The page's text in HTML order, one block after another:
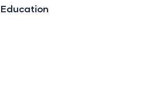
Education